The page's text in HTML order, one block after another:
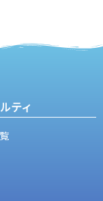
ティ